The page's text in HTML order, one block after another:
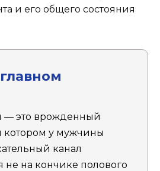
и его общего состояния
— это врожденный
котором у мужчины
канал
не на кончике полового